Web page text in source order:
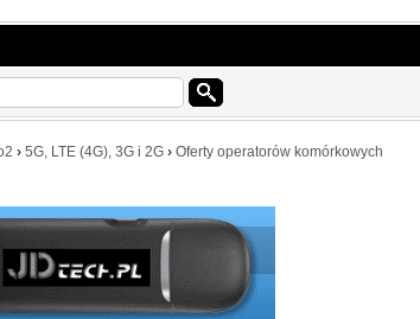
› 5G, LTE (4G), 3G i 2G › Oferty operatorów komórkowych